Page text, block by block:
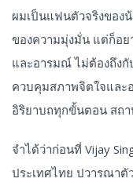
ผมเป็นแฟนตัวจริงของ
ของความมุ่งมั่น แต่ก็อย
และอารมณ์ ไม่ต้องถึงกั
ควบคุมสภาพจิตใจและ
อิริยาบถทุกขั้นตอน สถ
จำได้ว่าก่อนที่ Vijay
ประเทศไทย ปวารณา